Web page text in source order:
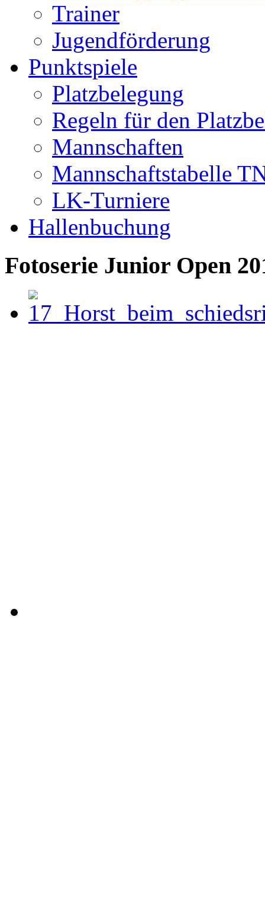
Trainer
Jugendförderung
Punktspiele
Platzbelegung
Regeln für den
Mannschaften
Mannschaftstabelle
LK-Turniere
Hallenbuchung
Fotoserie Junior Open